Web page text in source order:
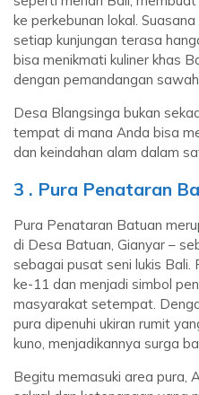
ke perkebunan lokal.
setiap kunjungan terasa
bisa menikmati kuliner khas
dengan pemandangan
Desa Blangsinga bukan
tempat di mana Anda bisa
dan keindahan alam dalam
3 . Pura Penataran
Pura Penataran Batuan
di Desa Batuan, Gianyar –
sebagai pusat seni lukis Bali.
ke-11 dan menjadi simbol
masyarakat setempat.
pura dipenuhi ukiran rumit
kuno, menjadikannya surga
Begitu memasuki area pura,